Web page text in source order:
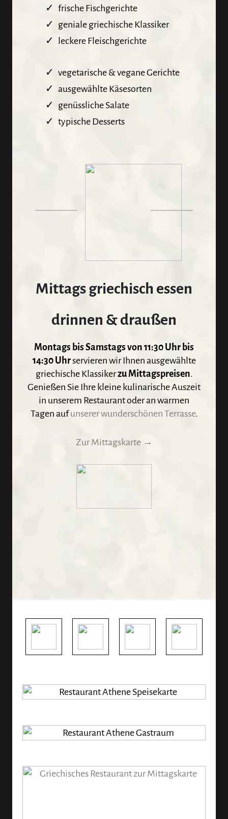
frische Fischgerichte
geniale griechische Klassiker
leckere Fleischgerichte
vegetarische & vegane Gerichte
ausgewählte Käsesorten
genüssliche Salate
typische Desserts
Mittags griechisch essen
drinnen & draußen
Montags bis Samstags von 11:30 Uhr bis
14:30 Uhrservieren wir Ihnen ausgewählte
griechische Klassikerzu Mittagspreisen.
Genießen Sie Ihre kleine kulinarische Auszeit
in unserem Restaurant oder an warmen
Tagen aufunserer wunderschönen Terrasse.
Zur Mittagskarte →